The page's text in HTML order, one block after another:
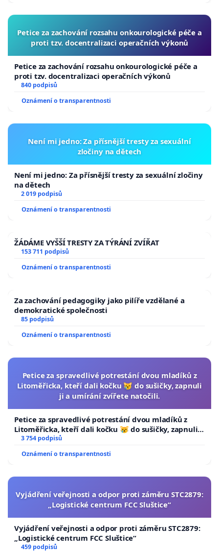
Petice za zachování rozsahu onkourologické péče a
proti tzv. docentralizaci operačních výkonů
Petice za zachování rozsahu onkourologické péče a
proti tzv. docentralizaci operačních výkonů
840 podpisů
Oznámení o transparentnosti
Není mi jedno: Za přísnější tresty za sexuální
zločiny na dětech
Není mi jedno: Za přísnější tresty za sexuální zločiny
na dětech
2 019 podpisů
Oznámení o transparentnosti
ŽÁDÁME VYŠŠÍ TRESTY ZA TÝRÁNÍ ZVÍŘAT
153 711 podpisů
Oznámení o transparentnosti
Za zachování pedagogiky jako pilíře vzdělané a
demokratické společnosti
85 podpisů
Oznámení o transparentnosti
Petice za spravedlivé potrestání dvou mladíků z
Litoměřicka, kteří dali kočku 😿 do sušičky, zapnuli
ji a umírání zvířete natočili.
Petice za spravedlivé potrestání dvou mladíků z
Litoměřicka, kteří dali kočku 😿 do sušičky, zapnuli ji
a umírání zvířete natočili.
3 754 podpisů
Oznámení o transparentnosti
Vyjádření veřejnosti a odpor proti záměru STC2879:
„Logistické centrum FCC Sluštice“
Vyjádření veřejnosti a odpor proti záměru STC2879:
„Logistické centrum FCC Sluštice“
459 podpisů